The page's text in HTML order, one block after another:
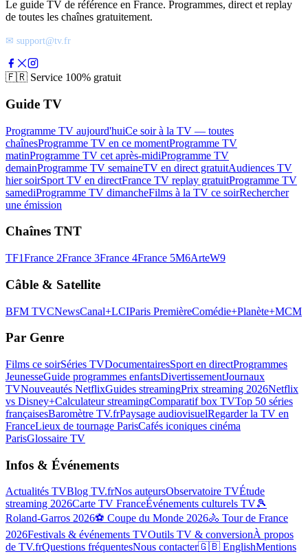
Le guide TV de référence en France. Programmes, direct et replay
de toutes les chaînes gratuitement.
✉ support@tv.fr
🇫🇷 Service 100% gratuit
Guide TV
Programme TV aujourd'huiCe soir à la TV — toutes
chaînesProgramme TV en ce momentProgramme TV
matinProgramme TV cet après-midiProgramme TV
demainProgramme TV semaineTV en direct gratuitAudiences TV
hier soirSport TV en directFrance TV replay gratuitProgramme TV
samediProgramme TV dimancheFilms à la TV ce soirRechercher
une émission
Chaînes TNT
TF1France 2France 3France 4France 5M6ArteW9
Câble & Satellite
BFM TVCNewsCanal+LCIParis PremièreComédie+Planète+MCM
Par Genre
Films ce soirSéries TVDocumentairesSport en directProgrammes
JeunesseGuide programmes enfantsDivertissementJournaux
TVNouveautés NetflixGuides streamingPrix streaming 2026Netflix
vs Disney+Calculateur streamingComparatif box TVTop 50 séries
françaisesBaromètre TV.frPaysage audiovisuelRegarder la TV en
FranceLieux de tournage ParisCafés iconiques cinéma
ParisGlossaire TV
Infos & Événements
Actualités TVBlog TV.frNos auteursObservatoire TVÉtude
streaming 2026Carte TV FranceÉvénements culturels TV🎾
Roland-Garros 2026⚽ Coupe du Monde 2026🚴 Tour de France
2026Festivals & événements TVOutils TV & conversionÀ propos
de TV.frQuestions fréquentesNous contacter🇬🇧 EnglishMentions